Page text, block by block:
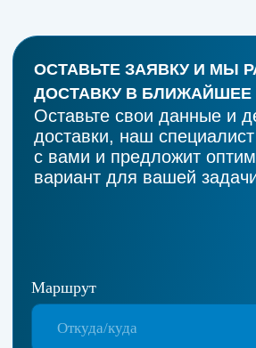
комплексных задач в сфере транспортных услуг,
на условиях постоянного сотрудничества.
Оперативность
на всех этапах
Рассчитаем стоимость перевозки за 10
минут, предоставим документы в день заказа